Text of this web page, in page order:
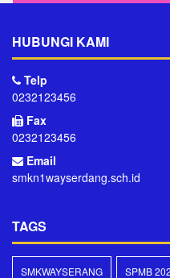
HUBUNGI KAMI
Telp
0232123456
Fax
0232123456
Email
smkn1wayserdang.sch.id
TAGS
SMKWAYSERANG SPMB